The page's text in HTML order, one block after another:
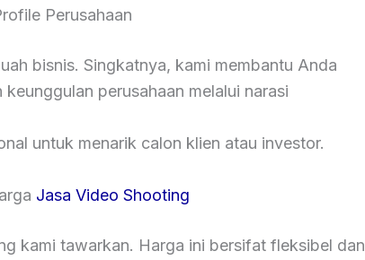
Perusahaan
bisnis. Singkatnya, kami membantu Anda
perusahaan melalui narasi
untuk menarik calon klien atau investor.
Jasa Video Shooting
kami tawarkan. Harga ini bersifat fleksibel dan